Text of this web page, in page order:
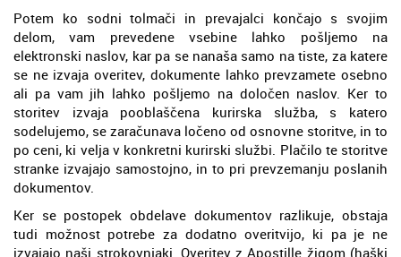
Potem ko sodni tolmači in prevajalci končajo s svojim
delom, vam prevedene vsebine lahko pošljemo na
elektronski naslov, kar pa se nanaša samo na tiste, za katere
se ne izvaja overitev, dokumente lahko prevzamete osebno
ali pa vam jih lahko pošljemo na določen naslov. Ker to
storitev izvaja pooblaščena kurirska služba, s katero
sodelujemo, se zaračunava ločeno od osnovne storitve, in to
po ceni, ki velja v konkretni kurirski službi. Plačilo te storitve
stranke izvajajo samostojno, in to pri prevzemanju poslanih
dokumentov.
Ker se postopek obdelave dokumentov razlikuje, obstaja
tudi možnost potrebe za dodatno overitvijo, ki pa je ne
izvajajo naši strokovnjaki. Overitev z Apostille žigom (haški